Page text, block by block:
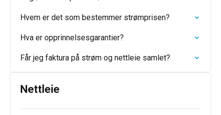
Hvem er det som bestemmer strømprisen?
Hva er opprinnelsesgarantier?
Får jeg faktura på strøm og nettleie samlet?
Nettleie